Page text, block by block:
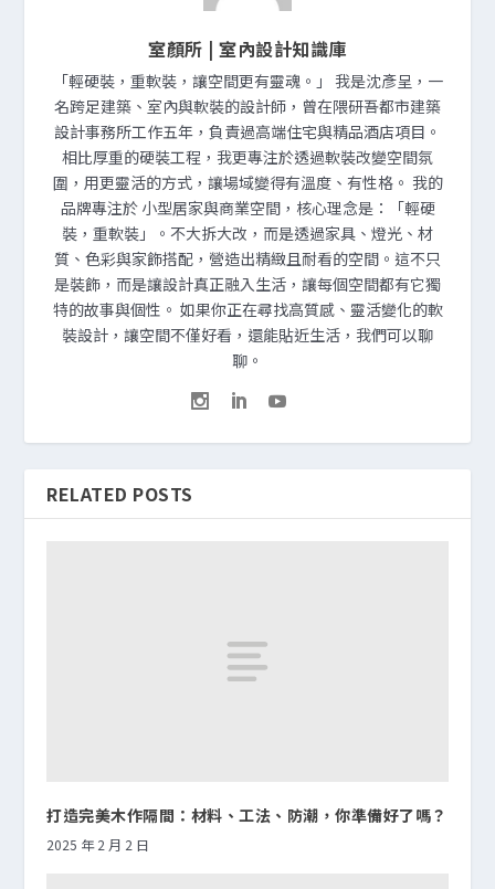
室顏所 | 室內設計知識庫
「輕硬裝，重軟裝，讓空間更有靈魂。」 我是沈彥呈，一
名跨足建築、室內與軟裝的設計師，曾在隈研吾都市建築
設計事務所工作五年，負責過高端住宅與精品酒店項目。
相比厚重的硬裝工程，我更專注於透過軟裝改變空間氛
圍，用更靈活的方式，讓場域變得有溫度、有性格。 我的
品牌專注於 小型居家與商業空間，核心理念是：「輕硬
裝，重軟裝」。不大拆大改，而是透過家具、燈光、材
質、色彩與家飾搭配，營造出精緻且耐看的空間。這不只
是裝飾，而是讓設計真正融入生活，讓每個空間都有它獨
特的故事與個性。 如果你正在尋找高質感、靈活變化的軟
裝設計，讓空間不僅好看，還能貼近生活，我們可以聊
聊。
RELATED POSTS
打造完美木作隔間：材料、工法、防潮，你準備好了嗎？
2025 年 2 月 2 日